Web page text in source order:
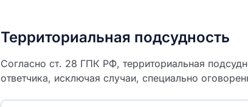
Территориальная подсудность
Согласно ст. 28 ГПК РФ, территориальная
ответчика, исключая случаи, специально